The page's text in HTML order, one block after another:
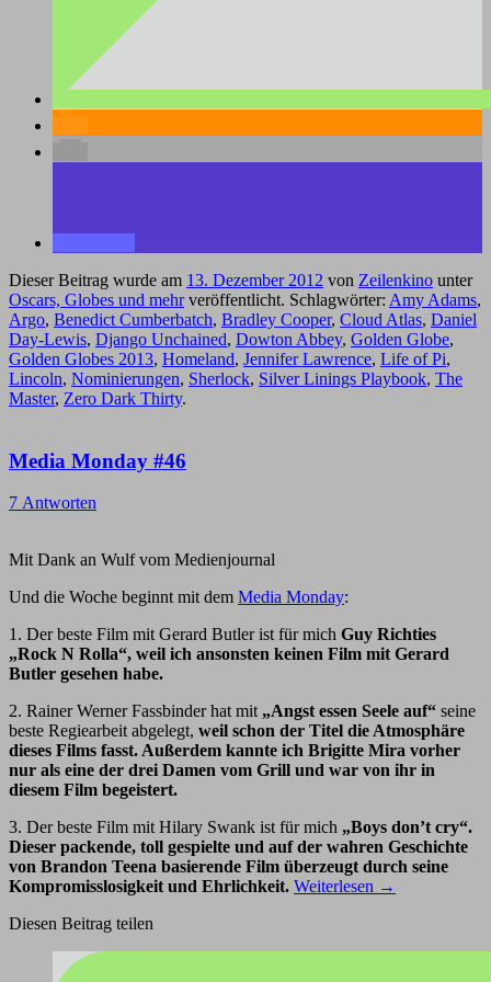
Dieser Beitrag wurde am 13. Dezember 2012 von Zeilenkino unter
Oscars, Globes und mehrveröffentlicht. Schlagwörter: Amy Adams,
Argo, Benedict Cumberbatch, Bradley Cooper, Cloud Atlas, Daniel
Day-Lewis, Django Unchained, Dowton Abbey, Golden Globe,
Golden Globes 2013, Homeland, Jennifer Lawrence, Life of Pi,
Lincoln, Nominierungen, Sherlock, Silver Linings Playbook, The
Master, Zero Dark Thirty.
Media Monday #46
7 Antworten
Mit Dank an Wulf vom Medienjournal
Und die Woche beginnt mit dem Media Monday:
1. Der beste Film mit Gerard Butler ist für mich Guy Richties
„Rock N Rolla“, weil ich ansonsten keinen Film mit Gerard
Butler gesehen habe.
2. Rainer Werner Fassbinder hat mit „Angst essen Seele auf“ seine
beste Regiearbeit abgelegt, weil schon der Titel die Atmosphäre
dieses Films fasst. Außerdem kannte ich Brigitte Mira vorher
nur als eine der drei Damen vom Grill und war von ihr in
diesem Film begeistert.
3. Der beste Film mit Hilary Swank ist für mich „Boys don’t cry“.
Dieser packende, toll gespielte und auf der wahren Geschichte
von Brandon Teena basierende Film überzeugt durch seine
Kompromisslosigkeit und Ehrlichkeit. Weiterlesen →
Diesen Beitrag teilen